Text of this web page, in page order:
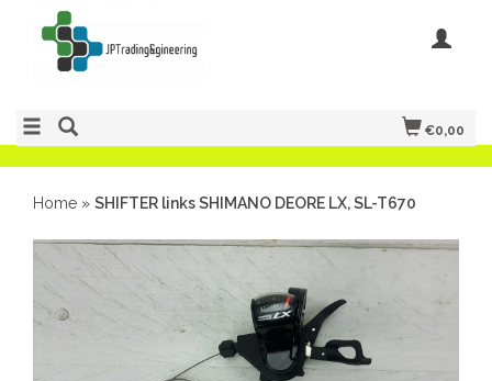
€0,00
Home » SHIFTER links SHIMANO DEORE LX, SL-T670